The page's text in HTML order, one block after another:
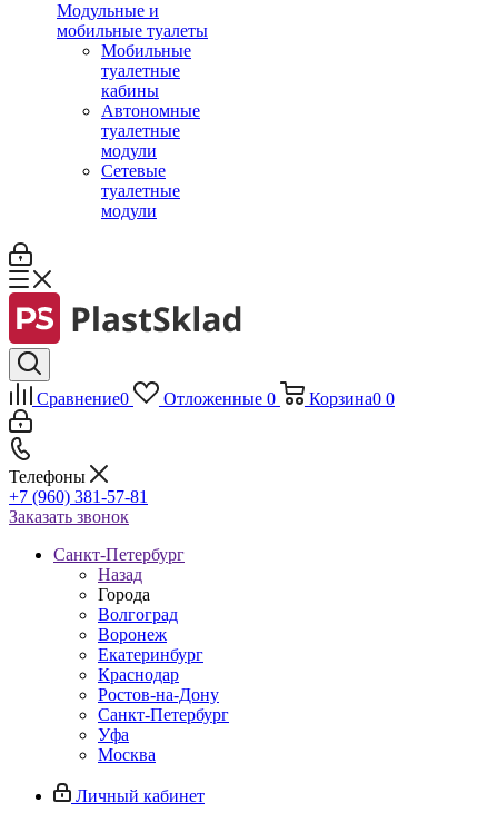
Модульные и
мобильные туалеты
Мобильные
туалетные
кабины
Автономные
туалетные
модули
Сетевые
туалетные
модули
Сравнение0 Отложенные 0 Корзина0 0
Телефоны
+7 (960) 381-57-81
Заказать звонок
Санкт-Петербург
Назад
Города
Волгоград
Воронеж
Екатеринбург
Краснодар
Ростов-на-Дону
Санкт-Петербург
Уфа
Москва
Личный кабинет